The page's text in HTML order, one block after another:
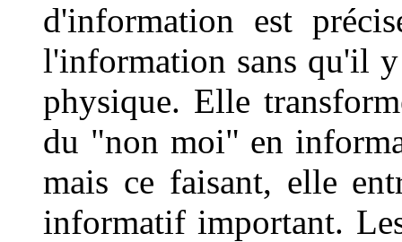
d'information est
l'information sans qu'il
physique. Elle
du "non moi" en
mais ce faisant, elle
informatif important.